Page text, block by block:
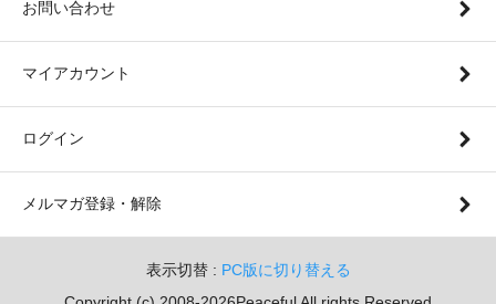
お問い合わせ
マイアカウント
ログイン
メルマガ登録・解除
表示切替 : PC版に切り替える